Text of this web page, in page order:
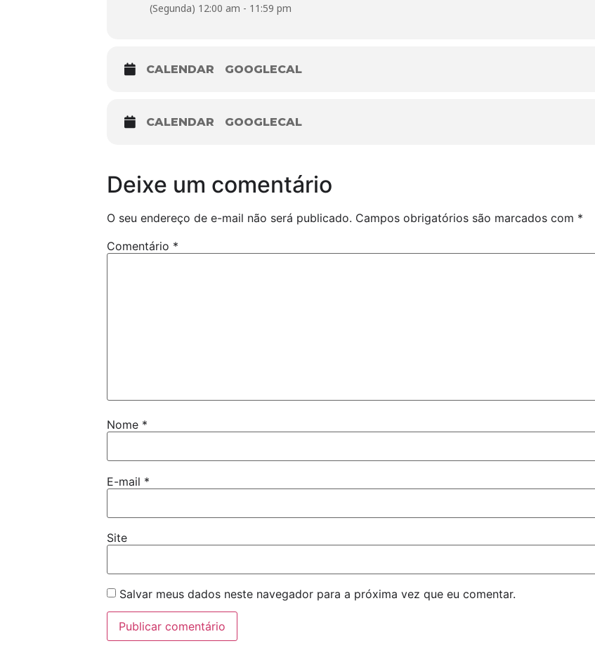
(Segunda) 12:00 am - 11:59 pm
CALENDAR GOOGLECAL
CALENDAR GOOGLECAL
Deixe um comentário
O seu endereço de e-mail não será publicado. Campos obrigatórios são marcados com *
Comentário *
Nome *
E-mail *
Site
Salvar meus dados neste navegador para a próxima vez que eu comentar.